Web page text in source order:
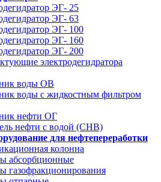
ЭГ- 25
ЭГ- 63
ЭГ- 100
ЭГ- 160
ЭГ- 200
электродегидратора
воды ОВ
воды с жидкостным фильтром
нефти ОГ
нефти с водой (СНВ)
для нефтепереработки
колонна
абсорбционные
газофракционирования